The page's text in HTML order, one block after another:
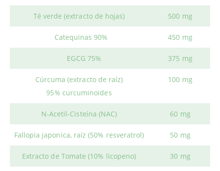
Té verde (extracto de hojas) 500 mg
Catequinas 90% 450 mg
EGCG 75% 375 mg
Cúrcuma (extracto de raíz)
95% curcuminoides
100 mg
N-Acetil-Cisteína (NAC) 60 mg
Fallopia japonica, raíz (50% resveratrol) 50 mg
Extracto de Tomate (10% licopeno) 30 mg